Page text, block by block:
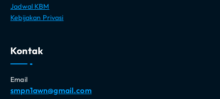
Jadwal KBM
Kebijakan Privasi
Kontak
Email
smpn1awn@gmail.com